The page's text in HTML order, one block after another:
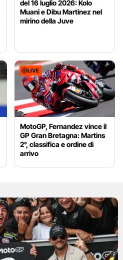
del 16 luglio 2026: Kolo
Muani e Dibu Martinez nel
mirino della Juve
LIVE
MotoGP, Fernandez vince il
GP Gran Bretagna: Martins
2°, classifica e ordine di
arrivo